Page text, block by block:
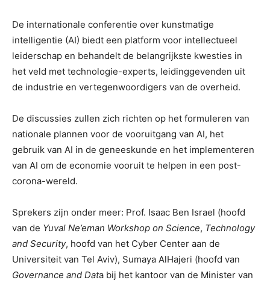
De internationale conferentie over kunstmatige
intelligentie (AI) biedt een platform voor intellectueel
leiderschap en behandelt de belangrijkste kwesties in
het veld met technologie-experts, leidinggevenden uit
de industrie en vertegenwoordigers van de overheid.
De discussies zullen zich richten op het formuleren van
nationale plannen voor de vooruitgang van AI, het
gebruik van AI in de geneeskunde en het implementeren
van AI om de economie vooruit te helpen in een post-
corona-wereld.
Sprekers zijn onder meer: Prof. Isaac Ben Israel (hoofd
van de Yuval Ne’eman Workshop on Science, Technology
and Security, hoofd van het Cyber Center aan de
Universiteit van Tel Aviv), Sumaya AlHajeri (hoofd van
Governance and Data bij het kantoor van de Minister van